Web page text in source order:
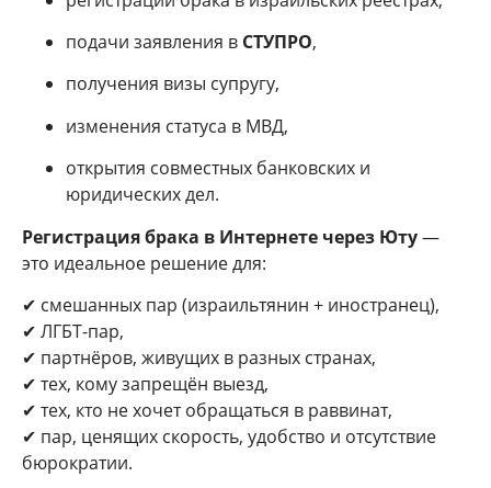
подачи заявления в СТУПРО,
получения визы супругу,
изменения статуса в МВД,
открытия совместных банковских и
юридических дел.
Регистрация брака в Интернете через Юту—
это идеальное решение для:
✔ смешанных пар (израильтянин + иностранец),
✔ ЛГБТ-пар,
✔ партнёров, живущих в разных странах,
✔ тех, кому запрещён выезд,
✔ тех, кто не хочет обращаться в раввинат,
✔ пар, ценящих скорость, удобство и отсутствие
бюрократии.